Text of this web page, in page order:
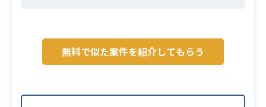
無料で似た案件を紹介してもらう